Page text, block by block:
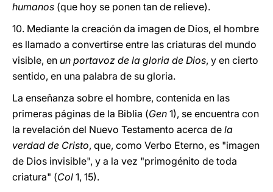
humanos (que hoy se ponen tan de relieve).
10. Mediante la creación da imagen de Dios, el hombre
es llamado a convertirse entre las criaturas del mundo
visible, en un portavoz de la gloria de Dios, y en cierto
sentido, en una palabra de su gloria.
La enseñanza sobre el hombre, contenida en las
primeras páginas de la Biblia (Gen 1), se encuentra con
la revelación del Nuevo Testamento acerca de la
verdad de Cristo, que, como Verbo Eterno, es "imagen
de Dios invisible", y a la vez "primogénito de toda
criatura" (Col 1, 15).